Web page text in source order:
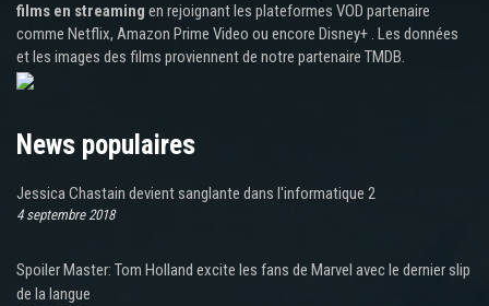
films en streaming en rejoignant les plateformes VOD partenaire
comme Netflix, Amazon Prime Video ou encore Disney+ . Les données
et les images des films proviennent de notre partenaire TMDB.
News populaires
Jessica Chastain devient sanglante dans l'informatique 2
4 septembre 2018
Spoiler Master: Tom Holland excite les fans de Marvel avec le dernier slip
de la langue